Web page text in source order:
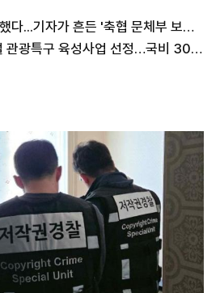
성접대는 시작에 불과했다...기자가 흔든 '축협 문체부 보고서' 실체
경주시, 문체부 글로벌 관광특구 육성사업 선정…국비 30억원 확보